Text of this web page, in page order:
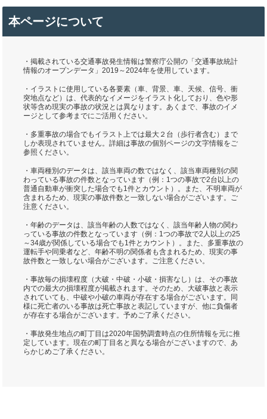
本ページについて
・掲載されている交通事故発生情報は警察庁公開の「交通事故統計
情報のオープンデータ」2019～2024年を使用しています。
・イラストに使用している各要素（車、背景、車、天候、信号、衝
突地点など）は、代表的なイメージをイラスト化しており、色や形
状等含め現実の事故の状況とは異なります。あくまで、事故のイメ
ージとして参考までにご活用ください。
・多重事故の場合でもイラスト上では最大２台（歩行者含む）まで
しか表現されていません。詳細は事故の個別ページの文字情報をご
参照ください。
・車両種別のデータは、該当車両の数ではなく、該当車両種別の関
わっている事故の件数となっています（例：1つの事故で2台以上の
普通自動車が衝突した場合でも1件とカウント）。また、不明車両が
含まれるため、現実の事故件数と一致しない場合がございます。ご
注意ください。
・年齢のデータは、該当年齢の人数ではなく、該当年齢人物の関わ
っている事故の件数となっています（例：1つの事故で2人以上の25
～34歳が関係している場合でも1件とカウント）。また、多重事故の
運転手や同乗者など、年齢不明の関係者も含まれるため、現実の事
故件数と一致しない場合がございます。ご注意ください。
・事故毎の損壊程度（大破・中破・小破・損害なし）は、その事故
内での最大の損壊程度が掲載されます。そのため、大破事故と表示
されていても、中破や小破の車両が存在する場合がございます。同
様に死亡者のいる事故は死亡事故と表記していますが、他に負傷者
が存在する場合がございます。予めご了承ください。
・事故発生地点の町丁目は2020年国勢調査時点の住所情報を元に推
定しています。現在の町丁目名と異なる場合がございますので、あ
らかじめご了承ください。